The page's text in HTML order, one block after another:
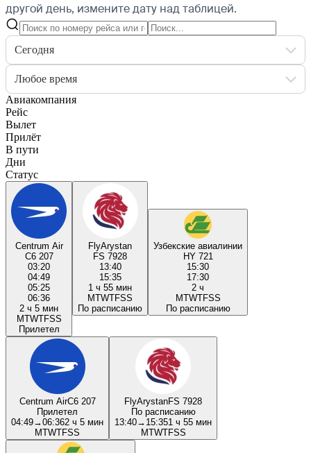
другой день, измените дату над таблицей.
Сегодня
Любое время
Авиакомпания
Рейс
Вылет
Прилёт
В пути
Дни
Статус
Centrum Air
C6 207
03:20
04:49
05:25
06:36
2 ч 5 мин
MTWTFSS
Прилетел
FlyArystan
FS 7928
13:40
15:35
1 ч 55 мин
MTWTFSS
По расписанию
Узбекские авиалинии
HY 721
15:30
17:30
2 ч
MTWTFSS
По расписанию
Centrum AirC6 207
Прилетел
04:49→06:362 ч 5 мин
MTWTFSS
FlyArystanFS 7928
По расписанию
13:40→ 15:351 ч 55 мин
MTWTFSS